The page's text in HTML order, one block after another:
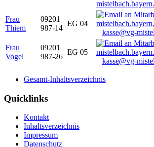
Frau
Thiem
09201
987-14
EG 04
kasse@vg-
Frau
Vogel
09201
987-26
EG 05
kasse@vg-
Gesamt-Inhaltsverzeichnis
Quicklinks
Kontakt
Inhaltsverzeichnis
Impressum
Datenschutz